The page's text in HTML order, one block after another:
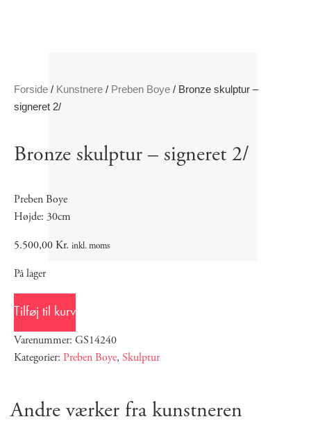
Forside / Kunstnere / Preben Boye / Bronze skulptur –
signeret 2/
Bronze skulptur – signeret 2/
Preben Boye
Højde: 30cm
5.500,00Kr. inkl. moms
På lager
Tilføj til kurv
Varenummer: GS14240
Kategorier: Preben Boye, Skulptur
Andre værker fra kunstneren